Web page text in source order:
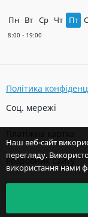
Пн Вт Ср Чт Пт
Політика
Соц. мережі
Розробник сайту
Наш веб-сайт
перегляду.
використання нами